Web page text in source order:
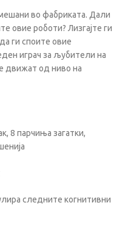
во фабриката. Дали
овие роботи? Лизгајте ги
ги споите овие
играч за љубители на
движат од ниво на
8 парчиња загатки,
следните когнитивни